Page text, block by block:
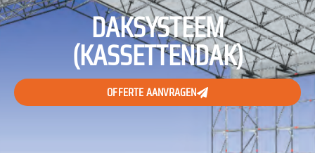
DAKSYSTEEM
(KASSETTENDAK)
OFFERTE AANVRAGEN